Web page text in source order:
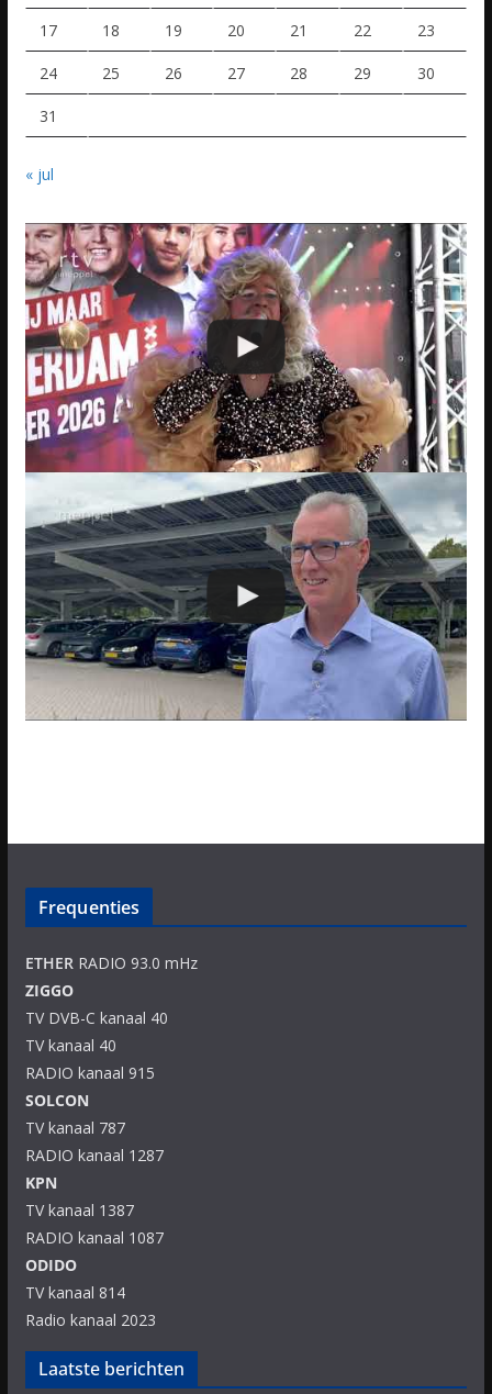
17 18 19 20 21 22 23
24 25 26 27 28 29 30
31
« jul
Frequenties
ETHERRADIO 93.0 mHz
ZIGGO
TV DVB-C kanaal 40
TV kanaal 40
RADIO kanaal 915
SOLCON
TV kanaal 787
RADIO kanaal 1287
KPN
TV kanaal 1387
RADIO kanaal 1087
ODIDO
TV kanaal 814
Radio kanaal 2023
Laatste berichten